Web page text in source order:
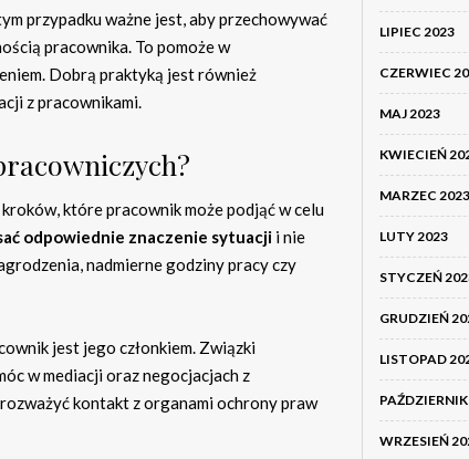
przypadku ważne jest, aby przechowywać
pracownika. To pomoże w
Dobrą praktyką jest również
z pracownikami.
które pracownik może podjąć w celu
odpowiednie znaczenie sytuacji i nie
nadmierne godziny pracy czy
jest jego członkiem. Związki
w mediacji oraz negocjacjach z
kontakt z organami ochrony praw
LIPIEC 2023
CZERWIEC
MAJ 2023
KWIECIEŃ
MARZEC 2023
LUTY 2023
STYCZEŃ
GRUDZIEŃ
LISTOPAD
WRZESIEŃ